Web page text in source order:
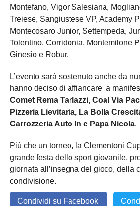
Montefano, Vigor Salesiana,
Treiese, Sangiustese VP, Academy
Montecosaro Junior, Settempeda,
Tolentino, Corridonia, Montemilone
Ginesio e Robur.
L’evento sarà sostenuto anche da
hanno deciso di affiancare la
Comet Rema Tarlazzi, Coal Via
Pizzeria Lievitaria, La Bolla
Carrozzeria Auto In e Papa Nicola.
Più che un torneo, la Clementoni
grande festa dello sport giovanile,
giornata all’insegna del gioco, della
condivisione.
Condividi su Facebook